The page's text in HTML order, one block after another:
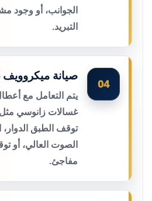
الجوانب، أو وجود
التبريد.
04
صيانة
يتم التعامل مع
غسالات زانوسي
توقف الطبق الدوار،
الصوت العالي، أو
مفاجئ.